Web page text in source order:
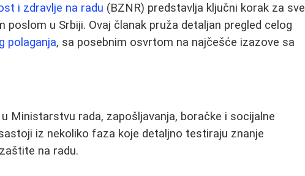
i zdravlje na radu (BZNR) predstavlja ključni korak za sve
poslom u Srbiji. Ovaj članak pruža detaljan pregled celog
polaganja, sa posebnim osvrtom na najčešće izazove sa
Ministarstvu rada, zapošljavanja, boračke i socijalne
iz nekoliko faza koje detaljno testiraju znanje
na radu.